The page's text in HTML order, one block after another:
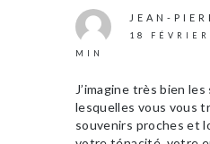
JEAN-
18
MIN
J’imagine très bien
lesquelles vous vous
souvenirs proches et